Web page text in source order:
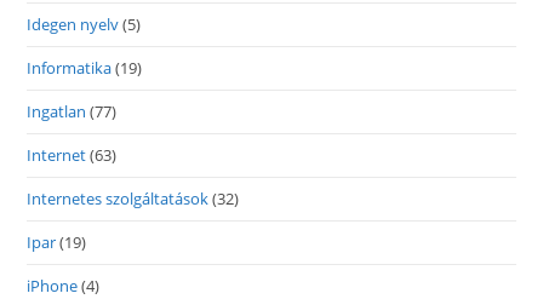
Idegen nyelv(5)
Informatika(19)
Ingatlan (77)
Internet(63)
Internetes szolgáltatások(32)
Ipar(19)
iPhone(4)